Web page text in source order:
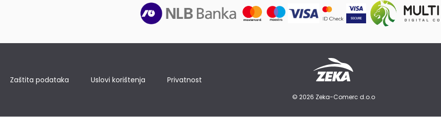
(8)
Zaštita podataka Uslovi korištenja Privatnost
© 2026 Zeka-Comerc d.o.o